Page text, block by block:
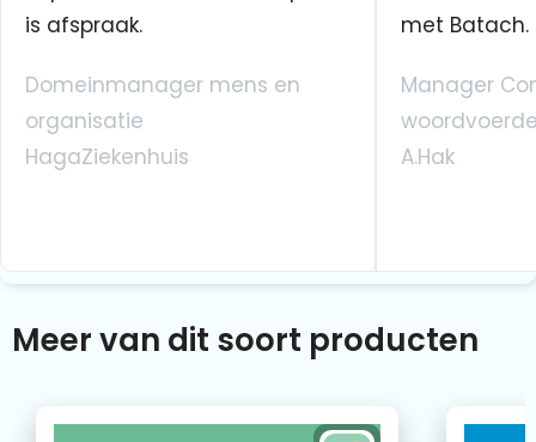
is afspraak.
Domeinmanager mens en
organisatie
HagaZiekenhuis
met Batach.
Manager
A.Hak
Meer van dit soort producten